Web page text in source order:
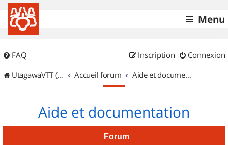
Menu
FAQ Connexion
Inscription
UtagawaVTT (Randos VTT et VTTAE avec traces GPS)
Accueil forum Aide et documentation
Aide et documentation
Forum